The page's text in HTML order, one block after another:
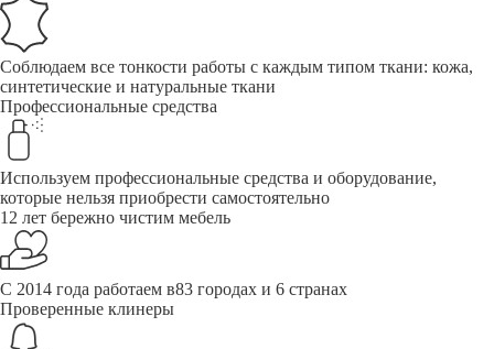
Соблюдаем все тонкости работы с каждым типом ткани: кожа,
синтетические и натуральные ткани
Профессиональные средства
Используем профессиональные средства и оборудование,
которые нельзя приобрести самостоятельно
12 лет бережно чистим мебель
С 2014 года работаем в83 городах и 6 странах
Проверенные клинеры